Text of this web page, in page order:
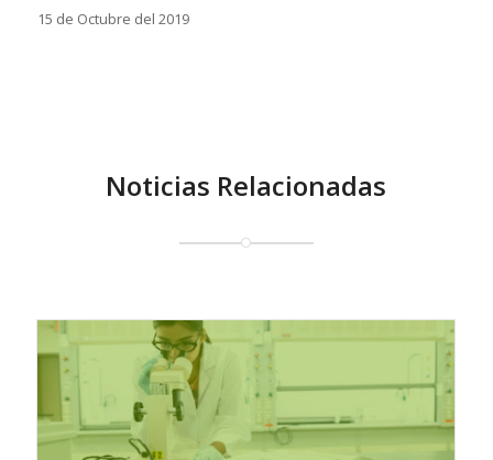
15 de Octubre del 2019
Noticias Relacionadas